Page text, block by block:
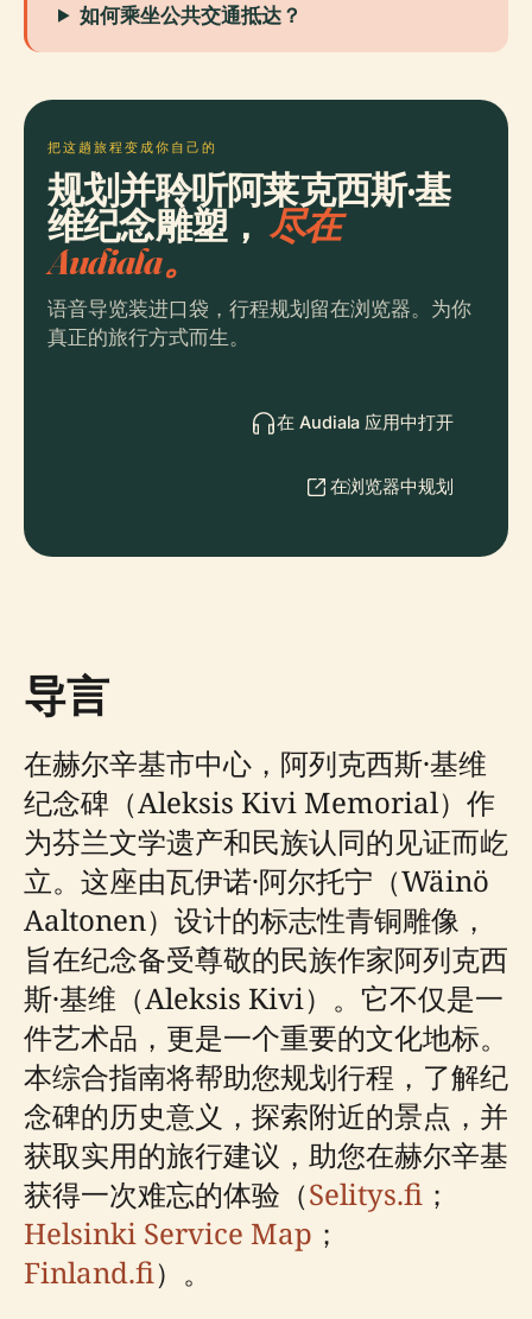
如何乘坐公共交通抵达？
把这趟旅程变成你自己的
规划并聆听阿莱克西斯·基
维纪念雕塑， 尽在
Audiala。
语音导览装进口袋，行程规划留在浏览器。为你
真正的旅行方式而生。
在 Audiala 应用中打开
在浏览器中规划
导言
在赫尔辛基市中心，阿列克西斯·基维
纪念碑（Aleksis Kivi Memorial）作
为芬兰文学遗产和民族认同的见证而屹
立。这座由瓦伊诺·阿尔托宁（Wäinö
Aaltonen）设计的标志性青铜雕像，
旨在纪念备受尊敬的民族作家阿列克西
斯·基维（Aleksis Kivi）。它不仅是一
件艺术品，更是一个重要的文化地标。
本综合指南将帮助您规划行程，了解纪
念碑的历史意义，探索附近的景点，并
获取实用的旅行建议，助您在赫尔辛基
获得一次难忘的体验（Selitys.fi ；
Helsinki Service Map ；
Finland.fi）。